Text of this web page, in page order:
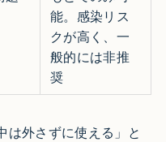
能。感染リス
クが高く、一
般的には非推
奨
は外さずに使える」と